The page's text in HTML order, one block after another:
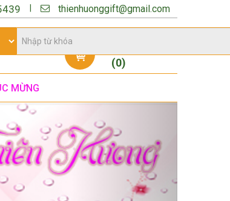
thienhuonggift@gmail.com
(0)
MỪNG